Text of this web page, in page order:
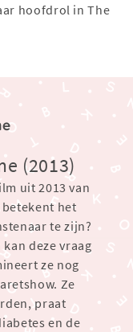
hoofdrol in The
(2013)
uit 2013 van
betekent het
te zijn?
deze vraag
ze nog
Ze
praat
en de